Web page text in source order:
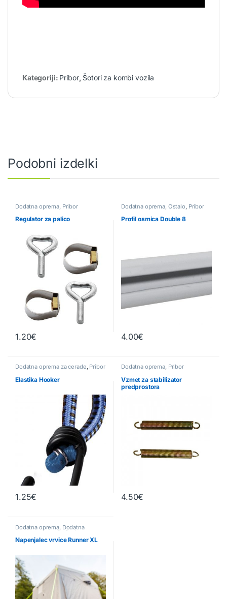
Kategoriji: Pribor, Šotori za kombi vozila
Podobni izdelki
Dodatna oprema, Pribor
Regulator za palico
1.20€
Dodatna oprema, Ostalo, Pribor
Profil osmica Double 8
4.00€
Dodatna oprema za cerade, Pribor
Elastika Hooker
1.25€
Dodatna oprema, Pribor
Vzmet za stabilizator
predprostora
4.50€
Dodatna oprema, Dodatna
oprema za cerade Dodatna
oprema za šotore,Pribor
Napenjalec vrvice Runner XL